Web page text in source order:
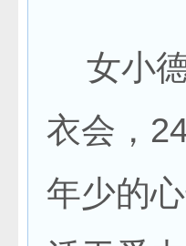
女小德
衣会，
年少的